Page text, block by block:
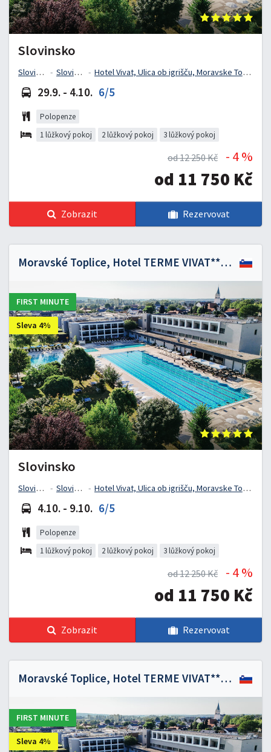
Slovinsko
Slovinsko Slovinsko Hotel Vivat, Ulica ob igrišču, Moravske Toplice, Slovinsko
29.9. - 4.10. 6/5
Polopenze
1 lůžkový pokoj
2 lůžkový pokoj 3 lůžkový pokoj
od 12 250 Kč - 4 %
od 11 750 Kč
Zobrazit Rezervovat
Moravské Toplice, Hotel TERME VIVAT*****
FIRST MINUTE
Sleva 4%
Slovinsko
Slovinsko Slovinsko Hotel Vivat, Ulica ob igrišču, Moravske Toplice, Slovinsko
4.10. - 9.10. 6/5
Polopenze
1 lůžkový pokoj
2 lůžkový pokoj 3 lůžkový pokoj
od 12 250 Kč - 4 %
od 11 750 Kč
Zobrazit Rezervovat
Moravské Toplice, Hotel TERME VIVAT*****
FIRST MINUTE
Sleva 4%